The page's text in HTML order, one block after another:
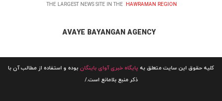
THE LARGEST NEWS SITE IN THE HAWRAMAN REGION
AVAYE BAYANGAN AGENCY
کلیه حقوق این سایت متعلق به پایگاه خبری آوای باینگانبوده و استفاده از مطالب آن با
ذکر منبع بلامانع است./